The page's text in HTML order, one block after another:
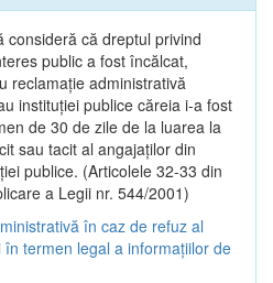
că dreptul privind
public a fost încălcat,
reclamaţie administrativă
instituţiei publice căreia i-a fost
de 30 de zile de la luarea la
sau tacit al angajaţilor din
publice. (Articolele 32-33 din
a Legii nr. 544/2001)
în caz de refuz al
termen legal a informațiilor de